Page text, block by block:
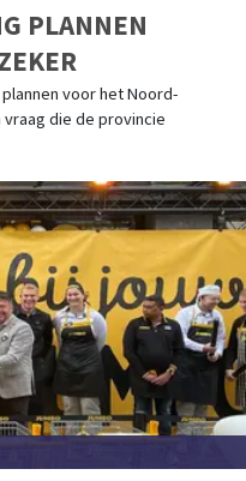
PLANNEN
voor het Noord-
die de provincie